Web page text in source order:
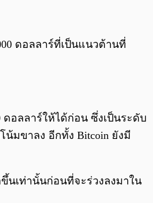
ดอลลาร์ที่เป็นแนวต้านที่
ดอลลาร์ให้ได้ก่อน ซึ่งเป็นระดับ
น้มขาลง อีกทั้ง Bitcoin ยังมี
นเท่านั้นก่อนที่จะร่วงลงมาใน